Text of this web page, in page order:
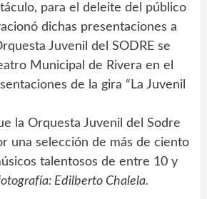
para el deleite del público
dichas presentaciones a
Juvenil del SODRE se
Municipal de Rivera en el
de la gira “La Juvenil
la Orquesta Juvenil del Sodre
una selección de más de ciento
talentosos de entre 10 y
Edilberto Chalela.